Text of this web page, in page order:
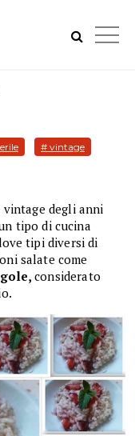
# vintage
degli anni
tipo di cucina
tipi diversi di
salate come
considerato